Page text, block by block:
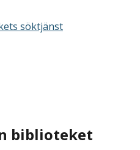
söktjänst
biblioteket